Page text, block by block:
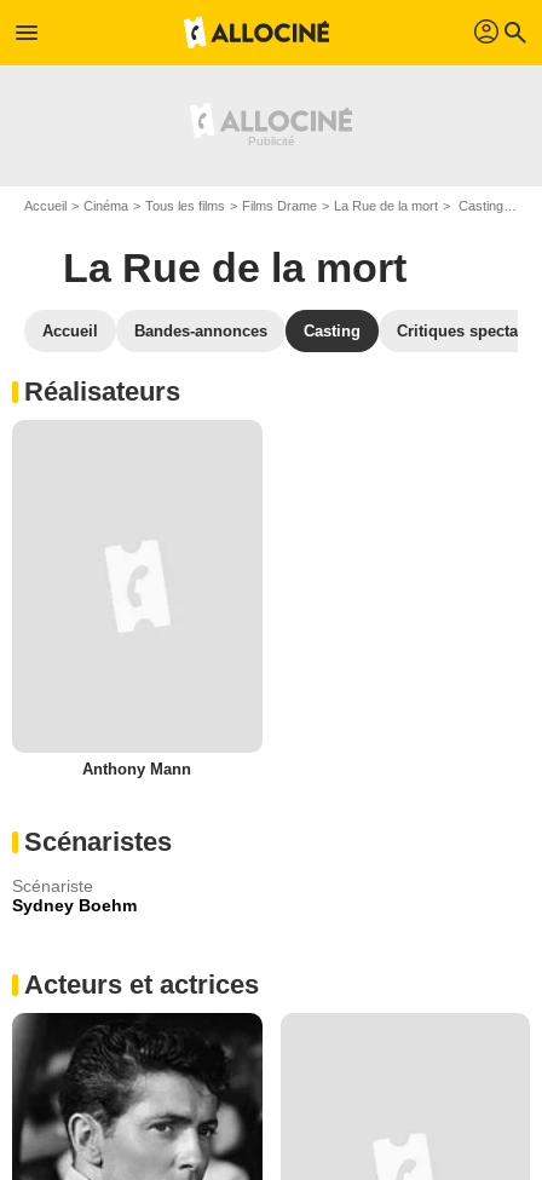
menu profil search
Accueil Cinéma Tous les films Films Drame La Rue de la mort Casting La Rue de la mort
La Rue de la mort
Accueil Bandes-annonces Casting Critiques
Réalisateurs
Anthony Mann
Scénaristes
Scénariste
Sydney Boehm
Acteurs et actrices